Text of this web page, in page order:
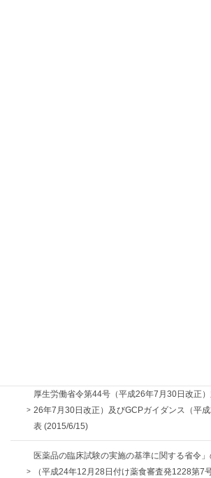
厚生労働省令第44号（平成26年7月30日改正
26年7月30日改正）及びGCPガイダンス（平
表 (2015/6/15)
医薬品の臨床試験の実施の基準に関する省令
（平成24年12月28日付け薬食審査発1228第7